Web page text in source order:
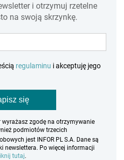
i otrzymuj rzetelne
na swoją skrzynkę.
regulaminu i akceptuję jego
się
zgodę na otrzymywanie
podmiotów trzecich
jest INFOR PL S.A. Dane są
newslettera. Po więcej informacji
tutaj.